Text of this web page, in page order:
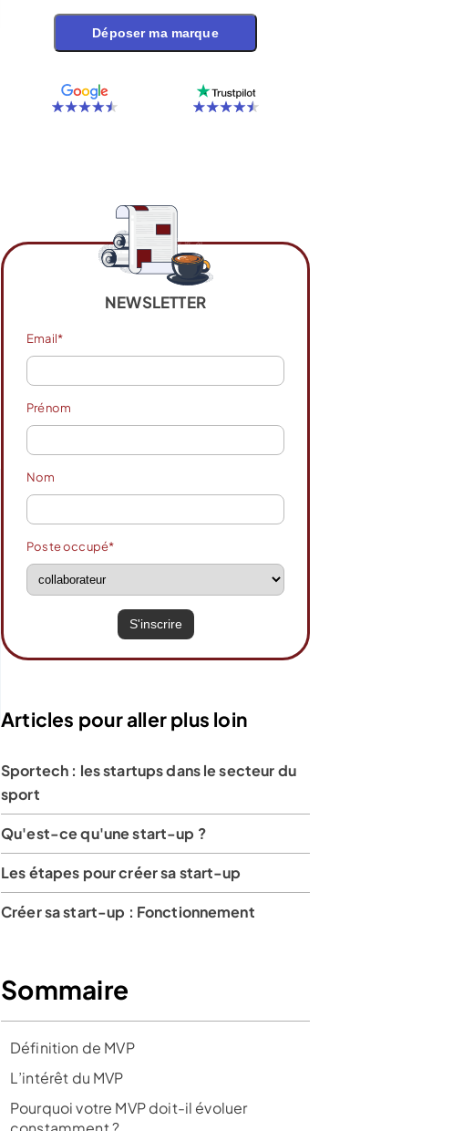
Déposer ma marque
NEWSLETTER
Email*
Prénom
Nom
Poste occupé*
Articles pour aller plus loin
Sportech : les startups dans le secteur du
sport
Qu'est-ce qu'une start-up ?
Les étapes pour créer sa start-up
Créer sa start-up : Fonctionnement
Sommaire
Définition de MVP
L’intérêt du MVP
Pourquoi votre MVP doit-il évoluer